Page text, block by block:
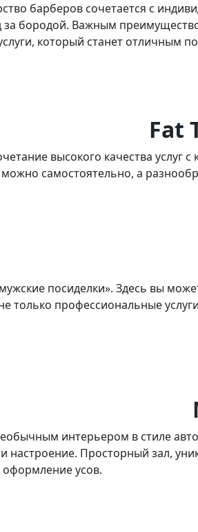
барберов сочетается с
за бородой. Важным
который станет отличным
Fat
высокого качества
самостоятельно, а
посиделки». Здесь вы
только профессиональные
интерьером в стиле
настроение. Просторный зал,
усов.